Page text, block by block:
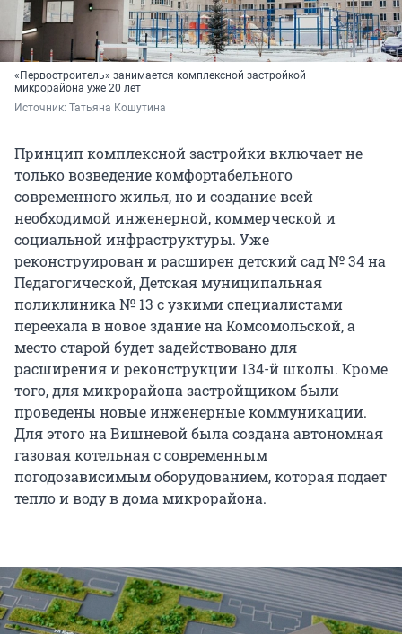
«Первостроитель» занимается комплексной застройкой
микрорайона уже 20 лет
Источник: Татьяна Кошутина
Принцип комплексной застройки включает не
только возведение комфортабельного
современного жилья, но и создание всей
необходимой инженерной, коммерческой и
социальной инфраструктуры. Уже
реконструирован и расширен детский сад № 34 на
Педагогической, Детская муниципальная
поликлиника № 13 с узкими специалистами
переехала в новое здание на Комсомольской, а
место старой будет задействовано для
расширения и реконструкции 134-й школы. Кроме
того, для микрорайона застройщиком были
проведены новые инженерные коммуникации.
Для этого на Вишневой была создана автономная
газовая котельная с современным
погодозависимым оборудованием, которая подает
тепло и воду в дома микрорайона.